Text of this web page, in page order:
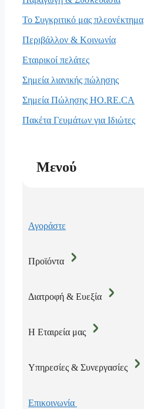
Το Συγκριτικό μας πλεονέκτημα
Περιβάλλον & Κοινωνία
Εταιρικοί πελάτες
Σημεία λιανικής πώλησης
Σημεία Πώλησης HO.RE.CA
Πακέτα Γευμάτων για Ιδιώτες
Μενού
Αγοράστε
Προϊόντα
Διατροφή & Ευεξία
Η Εταιρεία μας
Υπηρεσίες & Συνεργασίες
Επικοινωνία